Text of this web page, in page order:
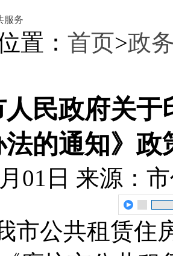
服务
置： 首页>政
人民政府关
法的通知》政
01日 来源：
市公共租赁住